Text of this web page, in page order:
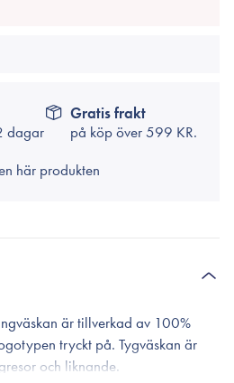
dagar
Gratis frakt
på köp över599 KR.
här produkten
är tillverkad av 100%
tryckt på. Tygväskan är
och liknande.